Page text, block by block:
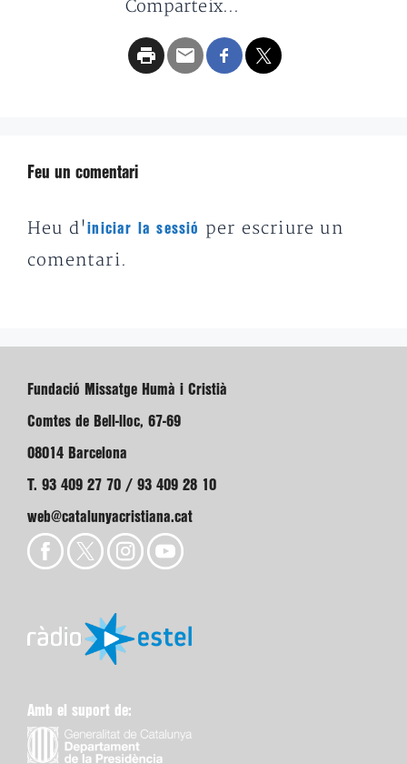
Comparteix...
Feu un comentari
Heu d'iniciar la sessió
per escriure un
comentari.
Fundació Missatge Humà i Cristià
Comtes de Bell-lloc, 67-69
08014 Barcelona
T. 93 409 27 70 / 93 409 28 10
web@catalunyacristiana.cat
Amb el suport de: